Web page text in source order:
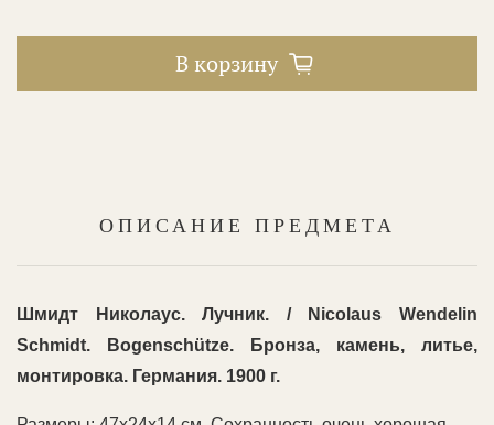
В корзину
ОПИСАНИЕ ПРЕДМЕТА
Шмидт Николаус. Лучник. / Nicolaus Wendelin
Schmidt. Bogenschütze.
Бронза, камень, литье,
монтировка. Германия. 1900 г.